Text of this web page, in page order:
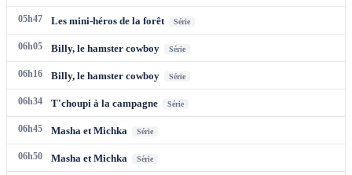
05h47 Les mini-héros de la forêt Série
06h05 Billy, le hamster cowboy Série
06h16 Billy, le hamster cowboy Série
06h34 T'choupi à la campagne Série
06h45 Masha et Michka Série
06h50 Masha et Michka Série